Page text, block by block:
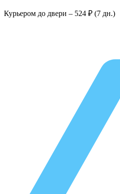
Курьером до двери – 524 ₽ (7 дн.)